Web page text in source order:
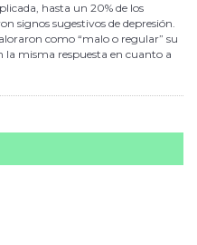
hasta un 20% de los
signos sugestivos de depresión.
como “malo o regular” su
la misma respuesta en cuanto a